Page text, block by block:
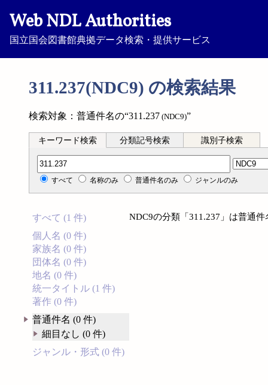
Web NDL Authorities
国立国会図書館典拠データ検索・提供サービス
311.237(NDC9) の検索結果
検索対象：普通件名の“311.237 (NDC9)”
キーワード検索 分類記号検索 識別子検索
分類記号検索
すべて 名称のみ 普通件名のみ ジャンルのみ
すべて (1 件)
個人名 (0 件)
家族名 (0 件)
団体名 (0 件)
地名 (0 件)
統一タイトル (1 件)
著作 (0 件)
普通件名 (0 件)
細目なし (0 件)
ジャンル・形式 (0 件)
NDC9の分類「311.237」は普通